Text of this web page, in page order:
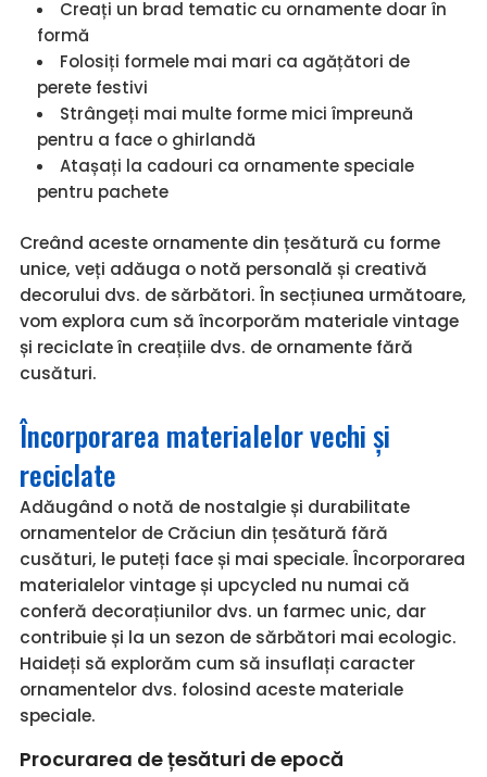
Creați un brad tematic cu ornamente doar în
formă
Folosiți formele mai mari ca agățători de
perete festivi
Strângeți mai multe forme mici împreună
pentru a face o ghirlandă
Atașați la cadouri ca ornamente speciale
pentru pachete
Creând aceste ornamente din țesătură cu forme
unice, veți adăuga o notă personală și creativă
decorului dvs. de sărbători. În secțiunea următoare,
vom explora cum să încorporăm materiale vintage
și reciclate în creațiile dvs. de ornamente fără
cusături.
Încorporarea materialelor vechi și
reciclate
Adăugând o notă de nostalgie și durabilitate
ornamentelor de Crăciun din țesătură fără
cusături, le puteți face și mai speciale. Încorporarea
materialelor vintage și upcycled nu numai că
conferă decorațiunilor dvs. un farmec unic, dar
contribuie și la un sezon de sărbători mai ecologic.
Haideți să explorăm cum să insuflați caracter
ornamentelor dvs. folosind aceste materiale
speciale.
Procurarea de țesături de epocă